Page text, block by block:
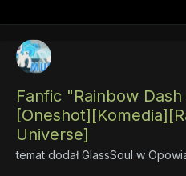
Fanfic "Rainbow
Universe]
temat dodałGlassSoul w